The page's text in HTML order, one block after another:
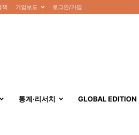
책 기업보도 로그인/가입
통계·리서치 GLOBAL EDITION